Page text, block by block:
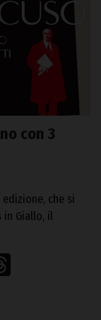
con 3
edizione, che si
Giallo, il